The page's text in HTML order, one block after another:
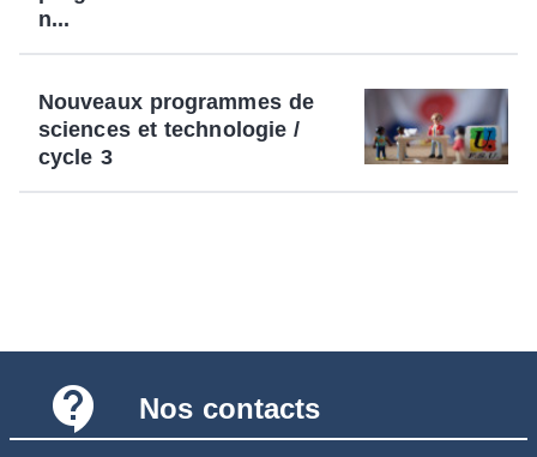
n...
Nouveaux programmes de
sciences et technologie /
cycle 3
contact_support Nos contacts